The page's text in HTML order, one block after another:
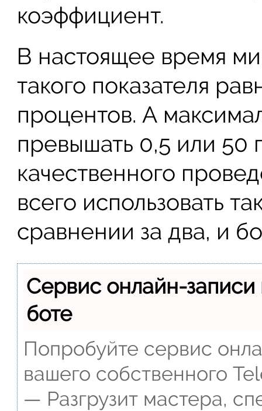
коэффициент.
В настоящее время
такого показателя
процентов. А
превышать 0,5 или 50
качественного
всего использовать
сравнении за два, и
Сервис онлайн-
боте
Попробуйте сервис
вашего собственного
— Разгрузит мастера,